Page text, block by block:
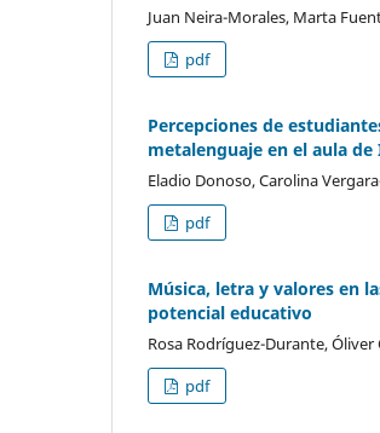
Juan Neira-Morales, Marta
pdf
Percepciones de
metalenguaje en el aula
Eladio Donoso, Carolina
pdf
Música, letra y valores en
potencial educativo
Rosa Rodríguez-Durante, Óliver
pdf